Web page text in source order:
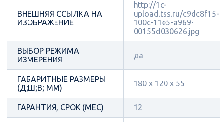
ВНЕШНЯЯ ССЫЛКА НА
ИЗОБРАЖЕНИЕ
http://1c-
upload.tss.ru/c9dc8f15-
100c-11e5-a969-
00155d030626.jpg
ВЫБОР РЕЖИМА
ИЗМЕРЕНИЯ
да
ГАБАРИТНЫЕ РАЗМЕРЫ
(Д;Ш;В; ММ)
180 х 120 х 55
ГАРАНТИЯ, СРОК (МЕС) 12